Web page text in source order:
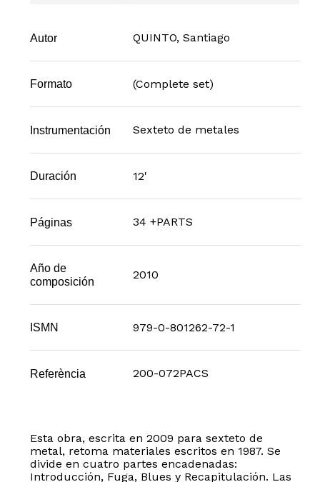
Autor QUINTO, Santiago
Formato (Complete set)
Instrumentación Sexteto de metales
Duración 12'
Páginas 34 +PARTS
Año de
composición
2010
ISMN 979-0-801262-72-1
Referència 200-072PACS
Esta obra, escrita en 2009 para sexteto de
metal, retoma materiales escritos en 1987. Se
divide en cuatro partes encadenadas:
Introducción, Fuga, Blues y Recapitulación. Las